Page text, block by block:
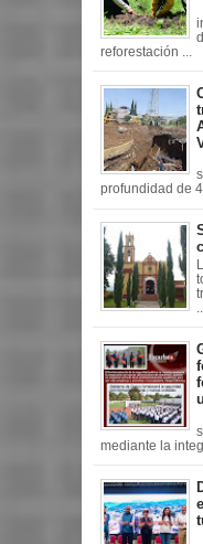
reforestación ...
profundidad de
mediante la